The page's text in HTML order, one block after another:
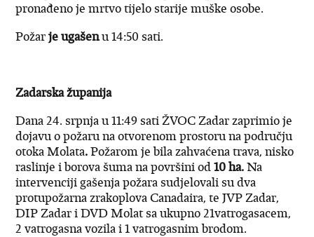
pronađeno je mrtvo tijelo starije muške osobe.
Požarje ugašenu 14:50 sati.
Zadarska županija
Dana 24. srpnja u 11:49 sati ŽVOC Zadar zaprimio je
dojavu o požaru na otvorenom prostoru na području
otoka Molata.Požarom je bila zahvaćena trava, nisko
raslinje i borova šuma na površini od10 ha.Na
intervenciji gašenja požara sudjelovali su dva
protupožarna zrakoplova Canadaira, te JVP Zadar,
DIP Zadar i DVD Molat sa ukupno 21vatrogasacem,
2 vatrogasna vozila i 1 vatrogasnim brodom.